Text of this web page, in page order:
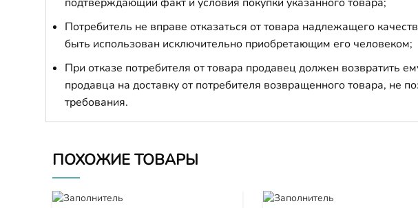
Потребитель не вправе отказаться от товара надлежащего
быть использован исключительно приобретающим его человеком;
При отказе потребителя от товара продавец должен возвратить
продавца на доставку от потребителя возвращенного товара, не
требования.
ПОХОЖИЕ ТОВАРЫ